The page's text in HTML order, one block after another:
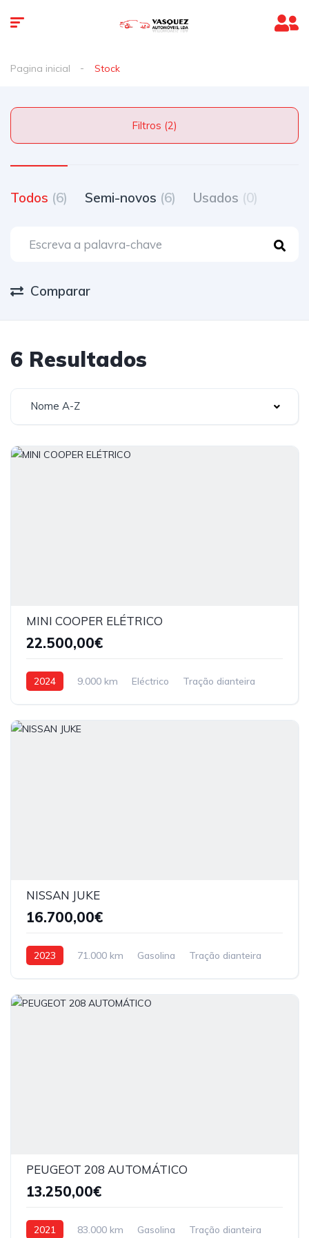
Pagina inicial Stock
Filtros (2)
Todos (6) Semi-novos (6) Usados (0)
Comparar
6 Resultados
Nome A-Z
MINI COOPER ELÉTRICO
22.500,00€
2024 9.000 km Eléctrico Tração dianteira
NISSAN JUKE
16.700,00€
2023 71.000 km Gasolina Tração dianteira
PEUGEOT 208 AUTOMÁTICO
13.250,00€
2021 83.000 km Gasolina Tração dianteira